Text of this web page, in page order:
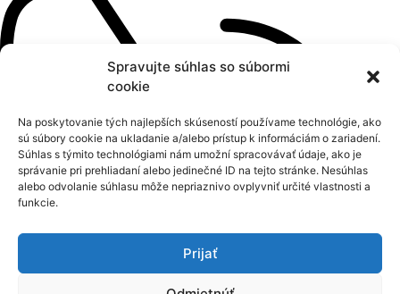
Spravujte súhlas so súbormi
cookie
Na poskytovanie tých najlepších skúseností používame technológie, ako
sú súbory cookie na ukladanie a/alebo prístup k informáciám o zariadení.
Súhlas s týmito technológiami nám umožní spracovávať údaje, ako je
správanie pri prehliadaní alebo jedinečné ID na tejto stránke. Nesúhlas
alebo odvolanie súhlasu môže nepriaznivo ovplyvniť určité vlastnosti a
funkcie.
Prijať